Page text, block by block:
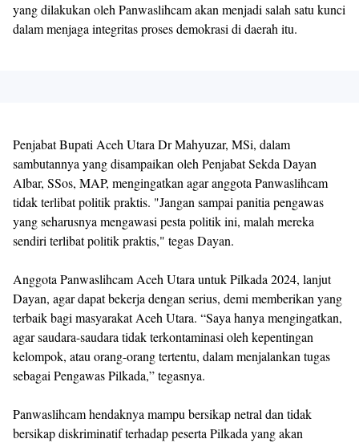
yang dilakukan oleh Panwaslihcam akan menjadi salah satu kunci
dalam menjaga integritas proses demokrasi di daerah itu.
Penjabat Bupati Aceh Utara Dr Mahyuzar, MSi, dalam
sambutannya yang disampaikan oleh Penjabat Sekda Dayan
Albar, SSos, MAP, mengingatkan agar anggota Panwaslihcam
tidak terlibat politik praktis. "Jangan sampai panitia pengawas
yang seharusnya mengawasi pesta politik ini, malah mereka
sendiri terlibat politik praktis," tegas Dayan.
Anggota Panwaslihcam Aceh Utara untuk Pilkada 2024, lanjut
Dayan, agar dapat bekerja dengan serius, demi memberikan yang
terbaik bagi masyarakat Aceh Utara. “Saya hanya mengingatkan,
agar saudara-saudara tidak terkontaminasi oleh kepentingan
kelompok, atau orang-orang tertentu, dalam menjalankan tugas
sebagai Pengawas Pilkada,” tegasnya.
Panwaslihcam hendaknya mampu bersikap netral dan tidak
bersikap diskriminatif terhadap peserta Pilkada yang akan